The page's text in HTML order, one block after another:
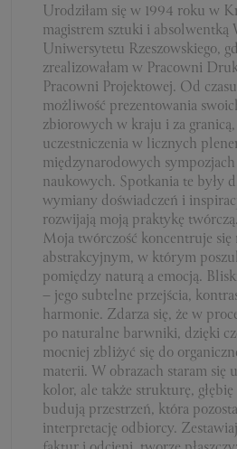
Urodziłam się w 1994 roku w
magistrem sztuki i absolwentką
Uniwersytetu Rzeszowskiego,
zrealizowałam w Pracowni
Pracowni Projektowej. Od
możliwość prezentowania
zbiorowych w kraju i za granicą,
uczestniczenia w licznych
międzynarodowych
naukowych. Spotkania te były
wymiany doświadczeń i
rozwijają moją praktykę twórczą.
Moja twórczość koncentruje się
abstrakcyjnym, w którym
pomiędzy naturą a emocją.
– jego subtelne przejścia,
harmonie. Zdarza się, że w
po naturalne barwniki, dzięki
mocniej zbliżyć się do
materii. W obrazach staram się
kolor, ale także strukturę,
budują przestrzeń, która
interpretację odbiorcy.